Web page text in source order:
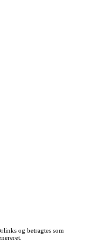
og betragtes som